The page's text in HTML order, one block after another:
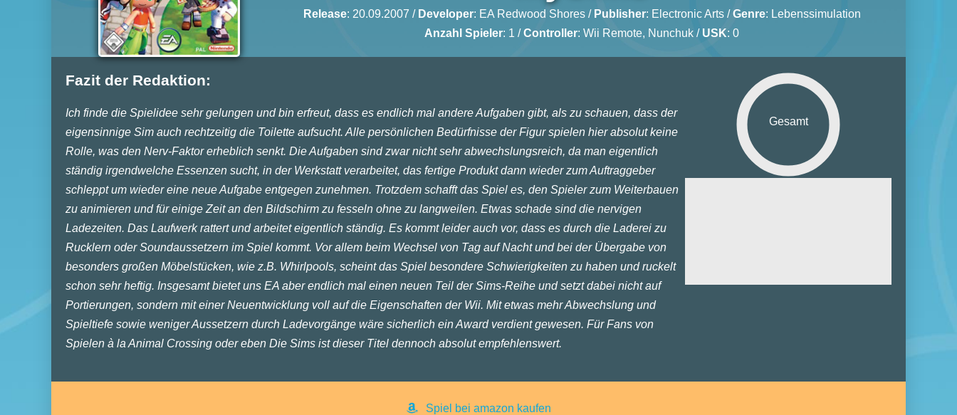
Release: 20.09.2007 / Developer: EA Redwood Shores/ Publisher: Electronic Arts/Genre: Lebenssimulation
Anzahl Spieler: 1 /Controller: Wii Remote, Nunchuk / USK: 0
Fazit der Redaktion:
Ich finde die Spielidee sehr gelungen und bin erfreut, dass es endlich mal andere Aufgaben gibt, als zu schauen, dass der
eigensinnige Sim auch rechtzeitig die Toilette aufsucht. Alle persönlichen Bedürfnisse der Figur spielen hier absolut keine
Rolle, was den Nerv-Faktor erheblich senkt. Die Aufgaben sind zwar nicht sehr abwechslungsreich, da man eigentlich
ständig irgendwelche Essenzen sucht, in der Werkstatt verarbeitet, das fertige Produkt dann wieder zum Auftraggeber
schleppt um wieder eine neue Aufgabe entgegen zunehmen. Trotzdem schafft das Spiel es, den Spieler zum Weiterbauen
zu animieren und für einige Zeit an den Bildschirm zu fesseln ohne zu langweilen. Etwas schade sind die nervigen
Ladezeiten. Das Laufwerk rattert und arbeitet eigentlich ständig. Es kommt leider auch vor, dass es durch die Laderei zu
Rucklern oder Soundaussetzern im Spiel kommt. Vor allem beim Wechsel von Tag auf Nacht und bei der Übergabe von
besonders großen Möbelstücken, wie z.B. Whirlpools, scheint das Spiel besondere Schwierigkeiten zu haben und ruckelt
schon sehr heftig. Insgesamt bietet uns EA aber endlich mal einen neuen Teil der Sims-Reihe und setzt dabei nicht auf
Portierungen, sondern mit einer Neuentwicklung voll auf die Eigenschaften der Wii. Mit etwas mehr Abwechslung und
Spieltiefe sowie weniger Aussetzern durch Ladevorgänge wäre sicherlich ein Award verdient gewesen. Für Fans von
Spielen à la Animal Crossing oder eben Die Sims ist dieser Titel dennoch absolut empfehlenswert.
Gesamt
Grafik:
Steuerung:
Spielspaß:
Multiplayer:
Spiel bei amazon kaufen